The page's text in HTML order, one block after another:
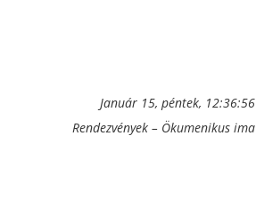
Január 15, péntek, 12:36:56
Rendezvények – Ökumenikus ima